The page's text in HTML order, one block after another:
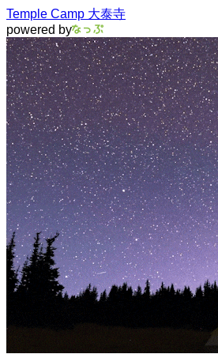
Temple Camp 大泰寺
powered by